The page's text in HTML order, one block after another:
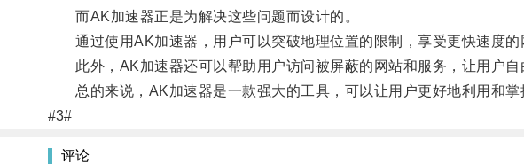
而AK加速器正是为解决这些问题而设计的。
通过使用AK加速器，用户可以突破地理位置的限制，享受更快速度的
此外，AK加速器还可以帮助用户访问被屏蔽的网站和服务，让用户自
总的来说，AK加速器是一款强大的工具，可以让用户更好地利用和掌
#3#
评论